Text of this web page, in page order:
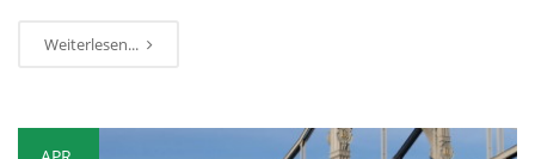
Weiterlesen...